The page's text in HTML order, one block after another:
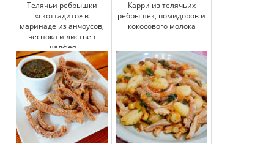
Телячьи ребрышки
«скоттадито» в
маринаде из анчоусов,
чеснока и листьев
шалфея
Карри из телячьих
ребрышек, помидоров и
кокосового молока